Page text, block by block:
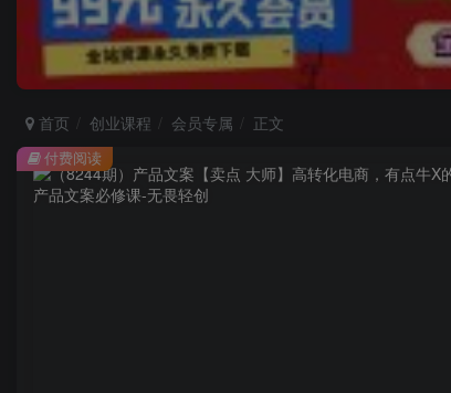
首页 创业课程 会员专属 正文
付费阅读